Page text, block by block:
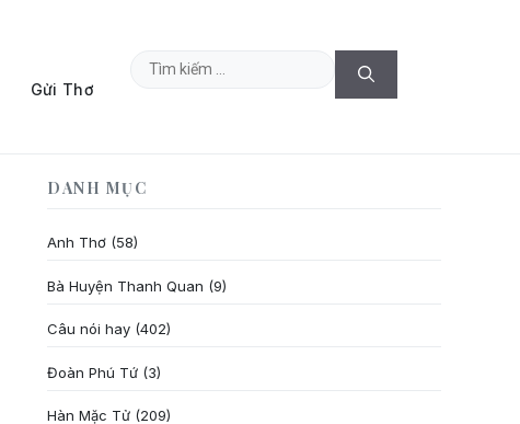
Gửi Thơ
Tìm
DANH MỤC
Anh Thơ (58)
Bà Huyện Thanh Quan (9)
Câu nói hay (402)
Đoàn Phú Tứ (3)
Hàn Mặc Tử (209)